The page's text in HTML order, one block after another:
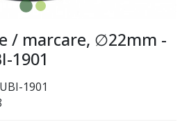
/ marcare, ∅22mm -
1901
1901